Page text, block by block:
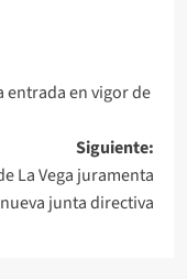
entrada en vigor de
Siguiente:
La Vega juramenta
junta directiva